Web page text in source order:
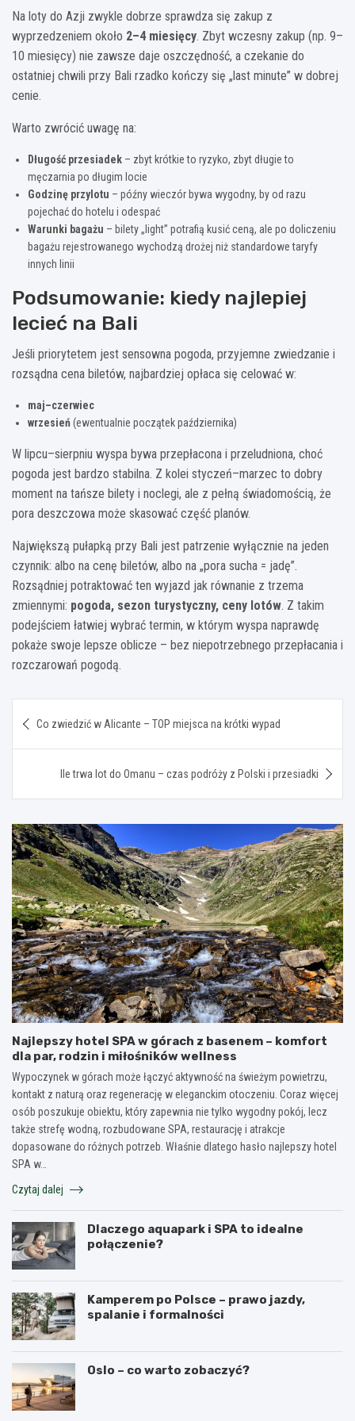
Na loty do Azji zwykle dobrze sprawdza się zakup z
wyprzedzeniem około 2–4 miesięcy. Zbyt wczesny zakup (np. 9–
10 miesięcy) nie zawsze daje oszczędność, a czekanie do
ostatniej chwili przy Bali rzadko kończy się „last minute” w dobrej
cenie.
Warto zwrócić uwagę na:
Długość przesiadek – zbyt krótkie to ryzyko, zbyt długie to
męczarnia po długim locie
Godzinę przylotu – późny wieczór bywa wygodny, by od razu
pojechać do hotelu i odespać
Warunki bagażu – bilety „light” potrafią kusić ceną, ale po doliczeniu
bagażu rejestrowanego wychodzą drożej niż standardowe taryfy
innych linii
Podsumowanie: kiedy najlepiej
lecieć na Bali
Jeśli priorytetem jest sensowna pogoda, przyjemne zwiedzanie i
rozsądna cena biletów, najbardziej opłaca się celować w:
maj–czerwiec
wrzesień(ewentualnie początek października)
W lipcu–sierpniu wyspa bywa przepłacona i przeludniona, choć
pogoda jest bardzo stabilna. Z kolei styczeń–marzec to dobry
moment na tańsze bilety i noclegi, ale z pełną świadomością, że
pora deszczowa może skasować część planów.
Największą pułapką przy Bali jest patrzenie wyłącznie na jeden
czynnik: albo na cenę biletów, albo na „pora sucha = jadę”.
Rozsądniej potraktować ten wyjazd jak równanie z trzema
zmiennymi: pogoda, sezon turystyczny, ceny lotów. Z takim
podejściem łatwiej wybrać termin, w którym wyspa naprawdę
pokaże swoje lepsze oblicze – bez niepotrzebnego przepłacania i
rozczarowań pogodą.
wpisu
Co zwiedzić w Alicante – TOP miejsca na krótki wypad
Ile trwa lot do Omanu – czas podróży z Polski i przesiadki
Najlepszy hotel SPA w górach z basenem – komfort
dla par, rodzin i miłośników wellness
Wypoczynek w górach może łączyć aktywność na świeżym powietrzu,
kontakt z naturą oraz regenerację w eleganckim otoczeniu. Coraz więcej
osób poszukuje obiektu, który zapewnia nie tylko wygodny pokój, lecz
także strefę wodną, rozbudowane SPA, restaurację i atrakcje
dopasowane do różnych potrzeb. Właśnie dlatego hasło najlepszy hotel
SPA w…
Czytaj dalej
Dlaczego aquapark i SPA to idealne
połączenie?
Kamperem po Polsce – prawo jazdy,
spalanie i formalności
Oslo – co warto zobaczyć?